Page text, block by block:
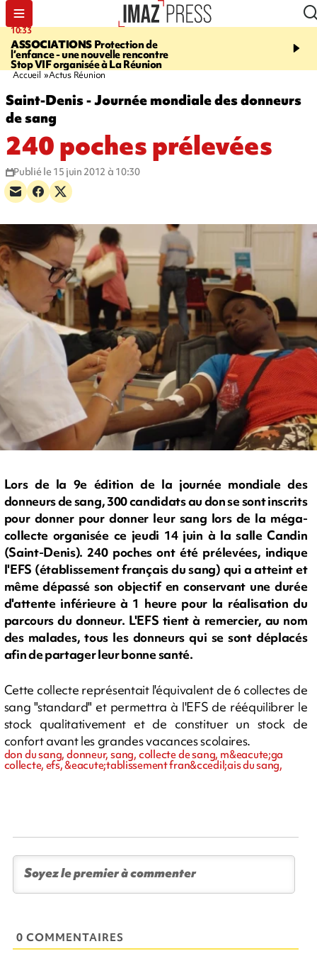
10:33
ASSOCIATIONSProtection de
l’enfance - une nouvelle rencontre
Stop VIF organisée à La Réunion
15:03
Vaste feu
l'ouest du pays, 20.000
Accueil Actus Réunion
Saint-Denis - Journée mondiale des donneurs
de sang
240 poches prélevées
Publié le 15 juin 2012 à 10:30
Lors de la 9e édition de la journée mondiale des
donneurs de sang, 300 candidats au don se sont inscrits
pour donner pour donner leur sang lors de la méga-
collecte organisée ce jeudi 14 juin à la salle Candin
(Saint-Denis). 240 poches ont été prélevées, indique
l'EFS (établissement français du sang) qui a atteint et
même dépassé son objectif en conservant une durée
d'attente inférieure à 1 heure pour la réalisation du
parcours du donneur. L'EFS tient à remercier, au nom
des malades, tous les donneurs qui se sont déplacés
afin de partager leur bonne santé.
Cette collecte représentait l'équivalent de 6 collectes de
sang "standard" et permettra à l'EFS de rééquilibrer le
stock qualitativement et de constituer un stock de
confort avant les grandes vacances scolaires.
don du sang, donneur, sang, collecte de sang, m&eacute;ga
collecte, efs, &eacute;tablissement fran&ccedil;ais du sang,
0 COMMENTAIRES